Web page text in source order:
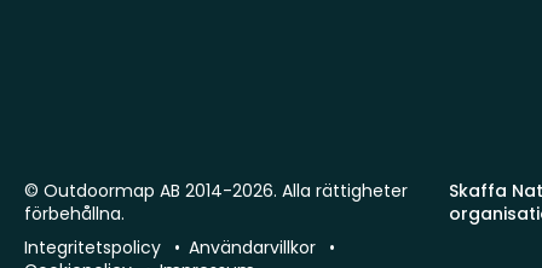
Skaffa
© Outdoormap AB 2014-2026. Alla rättigheter
förbehållna.
Integritetspolicy
Användarvillkor